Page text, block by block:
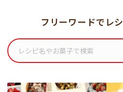
フリーワードでレ